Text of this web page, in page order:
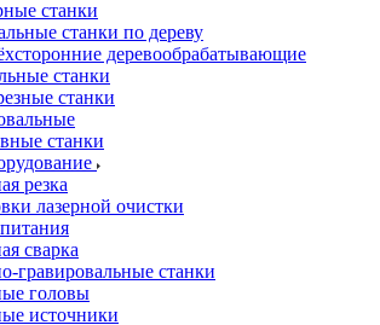
станки
станки по дереву
деревообрабатывающие
станки
станки
станки
резка
лазерной очистки
сварка
гравировальные станки
головы
источники